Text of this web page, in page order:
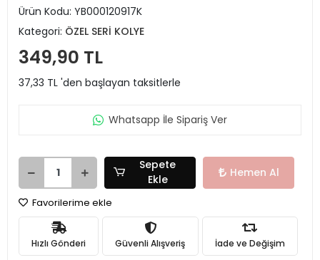
Ürün Kodu: YB000120917K
Kategori: ÖZEL SERİ KOLYE
349,90 TL
37,33 TL 'den başlayan taksitlerle
Whatsapp İle Sipariş Ver
Sepete
Ekle
Hemen Al
Favorilerime ekle
Hızlı Gönderi Güvenli Alışveriş İade ve Değişim